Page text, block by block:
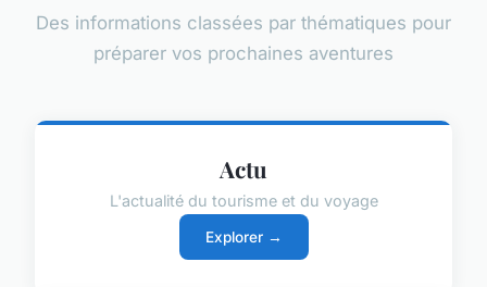
Des informations classées par thématiques pour
préparer vos prochaines aventures
Actu
L'actualité du tourisme et du voyage
Explorer →